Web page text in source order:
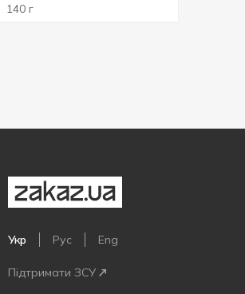
140 г
Укр Рус Eng
Підтримати ЗСУ